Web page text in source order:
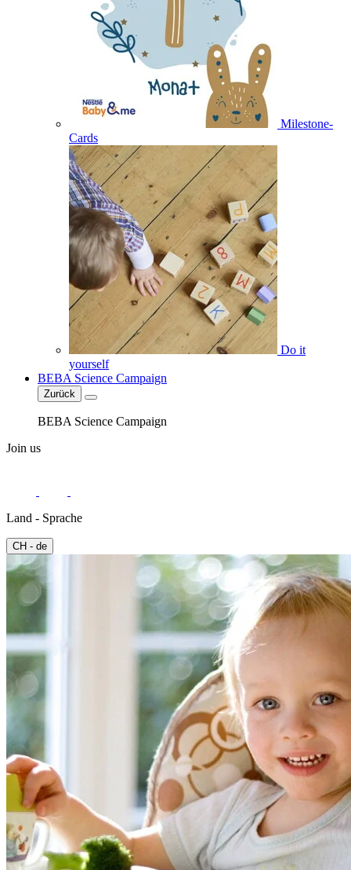
Milestone-
Cards
Do it
yourself
BEBA Science Campaign
Zurück
BEBA Science Campaign
Join us
Land - Sprache
CH - de